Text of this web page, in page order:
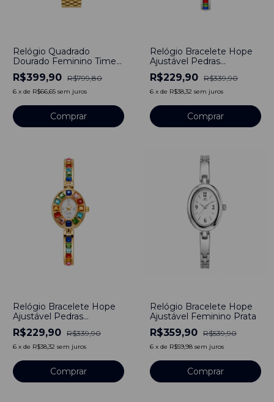
Relógio Quadrado
Dourado Feminino Times
Square Gold Aço
Inoxidável Banho em
Titânio
R$399,90 R$799,80
6 x de R$66,65 sem juros
Comprar
Relógio Bracelete Hope
Ajustável Pedras
Feminino Prata
R$229,90 R$339,90
6 x de R$38,32 sem juros
Relógio Bracelete Hope
Ajustável Pedras
Feminino Dourado
R$229,90 R$339,90
6 x de R$38,32 sem juros
Relógio Bracelete Hope
Ajustável Feminino Prata
R$359,90 R$539,90
6 x de R$59,98 sem juros